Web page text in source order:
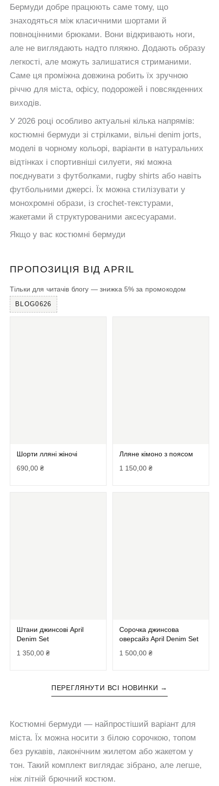
Бермуди добре працюють саме тому, що
знаходяться між класичними шортами й
повноцінними брюками. Вони відкривають ноги,
але не виглядають надто пляжно. Додають образу
легкості, але можуть залишатися стриманими.
Саме ця проміжна довжина робить їх зручною
річчю для міста, офісу, подорожей і повсякденних
виходів.
У 2026 році особливо актуальні кілька напрямів:
костюмні бермуди зі стрілками, вільні denim jorts,
моделі в чорному кольорі, варіанти в натуральних
відтінках і спортивніші силуети, які можна
поєднувати з футболками, rugby shirts або навіть
футбольними джерсі. Їх можна стилізувати у
монохромні образи, із crochet-текстурами,
жакетами й структурованими аксесуарами.
Якщо у вас костюмні бермуди
ПРОПОЗИЦІЯ ВІД APRIL
Тільки для читачів блогу — знижка 5% за промокодом
BLOG0626
Шорти лляні жіночі
690,00 ₴
Лляне кімоно з поясом
1 150,00₴
Штани джинсові April
Denim Set
1 350,00 ₴
Сорочка джинсова
оверсайз April Denim Set
1 500,00₴
ПЕРЕГЛЯНУТИ ВСІ НОВИНКИ →
Костюмні бермуди — найпростіший варіант для
міста. Їх можна носити з білою сорочкою, топом
без рукавів, лаконічним жилетом або жакетом у
тон. Такий комплект виглядає зібрано, але легше,
ніж літній брючний костюм.